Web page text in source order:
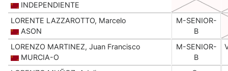
INDEPENDIENTE
LORENTE LAZZAROTTO, Marcelo
ASON
M-SENIOR-
B
LORENZO MARTINEZ, Juan Francisco
MURCIA-O
M-SENIOR-
B